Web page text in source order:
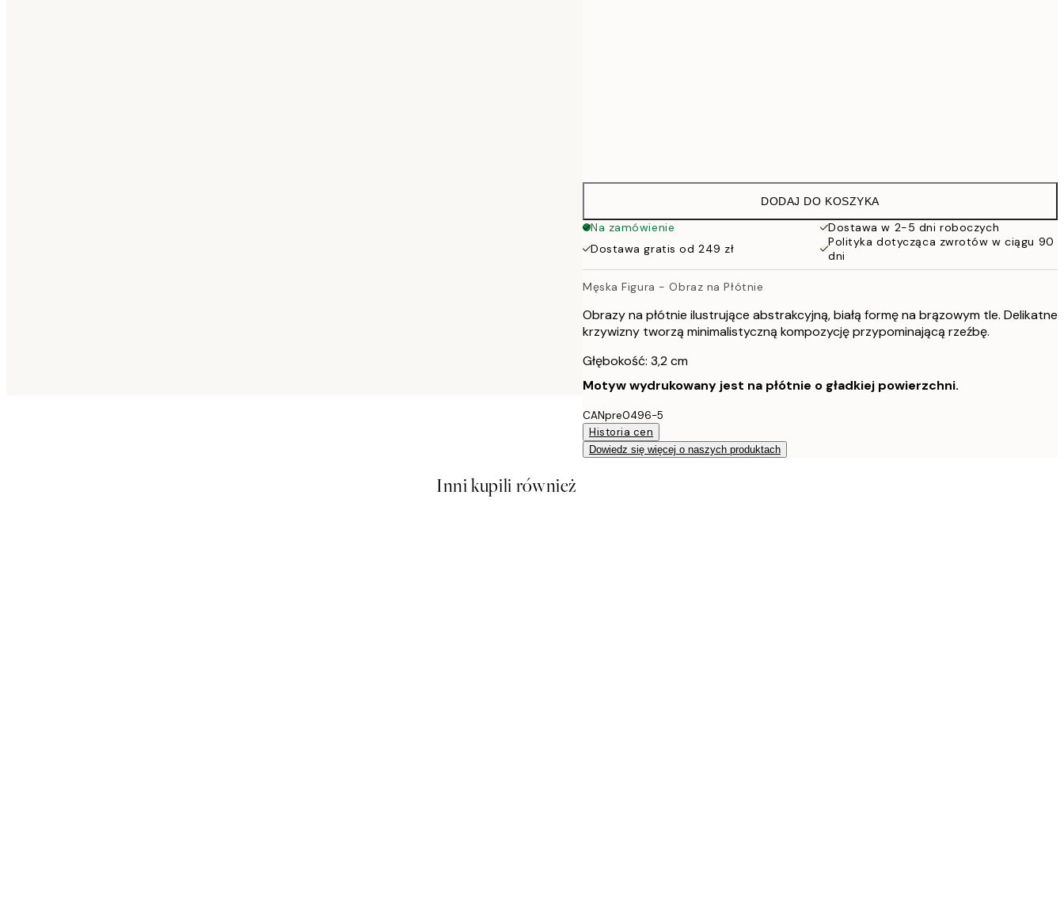
DODAJ DO KOSZYKA
Na zamówienie
Dostawa w 2-5 dni roboczych
Dostawa gratis od 249 zł
Polityka dotycząca zwrotów w ciągu 90
dni
Męska Figura - Obraz na Płótnie
Obrazy na płótnie ilustrujące abstrakcyjną, białą formę na brązowym tle. Delikatne
krzywizny tworzą minimalistyczną kompozycję przypominającą rzeźbę.
Głębokość: 3,2 cm
Motyw wydrukowany jest na płótnie o gładkiej powierzchni.
CANpre0496-5
Historia cen
Dowiedz się więcej o naszych produktach
Inni kupili również